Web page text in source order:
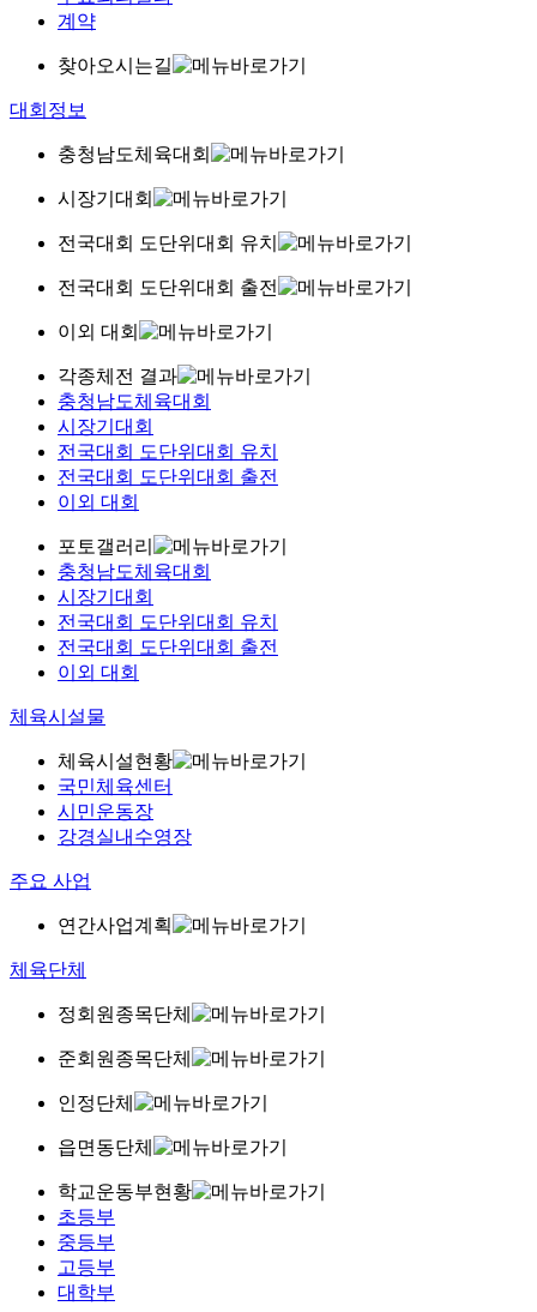
계약
찾아오시는길
대회정보
충청남도체육대회
시장기대회
전국대회 도단위대회 유치
전국대회 도단위대회 출전
이외 대회
각종체전 결과
충청남도체육대회
시장기대회
전국대회 도단위대회 유치
전국대회 도단위대회 출전
이외 대회
포토갤러리
충청남도체육대회
시장기대회
전국대회 도단위대회 유치
전국대회 도단위대회 출전
이외 대회
체육시설물
체육시설현황
국민체육센터
시민운동장
강경실내수영장
주요 사업
연간사업계획
체육단체
정회원종목단체
준회원종목단체
인정단체
읍면동단체
학교운동부현황
초등부
중등부
고등부
대학부